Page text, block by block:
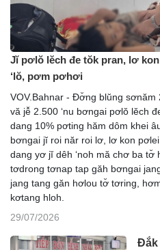
Jĭ pơlŏ lĕch đe tŏk pran, lơ
‘lŏ, pơm pơhơi
VOV.Bahnar - Đơ̆ng blŭng
vă jê̆ 2.500 ‘nu bơngai pơlŏ lĕch
dang 10% pơting hăm dôm khei
bơngai jĭ roi năr roi lơ, lơ kon
dang yơ jĭ dêh ‘noh mă chơ ba tơ̆
tơdrong tơnap tap găh bơngai
jang tang găn hơlou tơ̆ tơring,
kơtang hloh.
29/07/2026
Đắk